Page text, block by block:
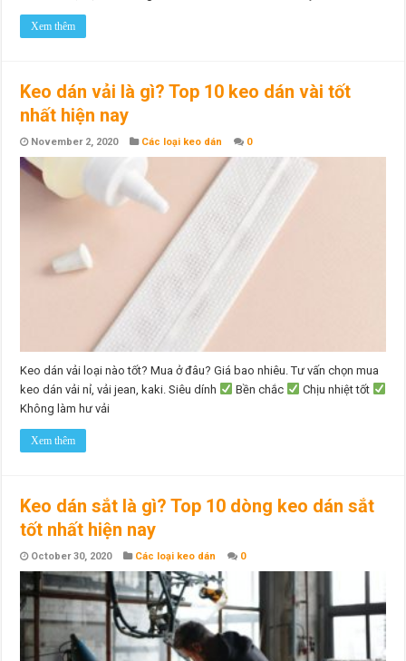
Xem thêm
Keo dán vải là gì? Top 10 keo dán vài tốt
nhất hiện nay
November 2, 2020 Các loại keo dán 0
Keo dán vải loại nào tốt? Mua ở đâu? Giá bao nhiêu. Tư vấn chọn mua
keo dán vải nỉ, vải jean, kaki. Siêu dính
Bền chắc
Chịu nhiệt tốt
Không làm hư vải
Xem thêm
Keo dán sắt là gì? Top 10 dòng keo dán sắt
tốt nhất hiện nay
October 30, 2020 Các loại keo dán 0